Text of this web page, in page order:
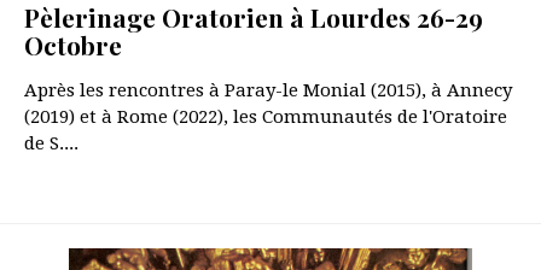
Pèlerinage Oratorien à Lourdes 26-29
Octobre
Après les rencontres à Paray-le Monial (2015), à Annecy
(2019) et à Rome (2022), les Communautés de l'Oratoire
de S....